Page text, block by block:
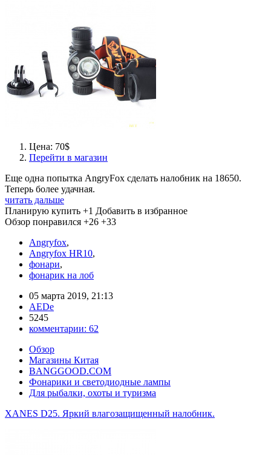
Цена: 70$
Перейти в магазин
Еще одна попытка AngryFox сделать налобник на 18650.
Теперь более удачная.
читать дальше
Планирую купить +1 Добавить в избранное
Обзор понравился +26 +33
Angryfox,
Angryfox HR10,
фонари,
фонарик на лоб
05 марта 2019, 21:13
AEDe
5245
комментарии: 62
Обзор
Магазины Китая
BANGGOOD.COM
Фонарики и светодиодные лампы
Для рыбалки, охоты и туризма
XANES D25. Яркий влагозащищенный налобник.